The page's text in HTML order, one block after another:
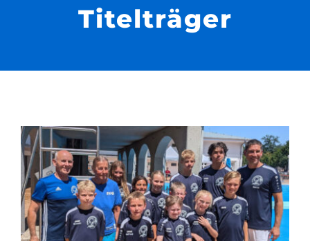
Titelträger
Zeige
grösseres
Bild